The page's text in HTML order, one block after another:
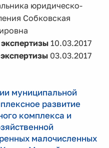
юридическо-
Собковская
10.03.2017
03.03.2017
муниципальной
развитие
комплекса и
малочисленных